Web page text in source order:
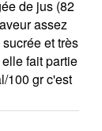
de jus (82
assez
et très
fait partie
100 gr c'est